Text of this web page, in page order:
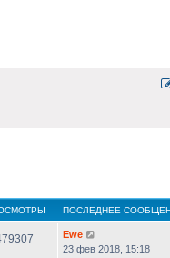
ПОСЛЕДНЕЕ
Ewe
23 фев 2018, 15:18